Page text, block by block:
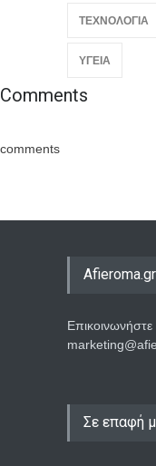
ΤΕΧΝΟΛΟΓΙΑ
ΥΓΕΙΑ
Comments
comments
Afieroma.gr
Σε επαφή